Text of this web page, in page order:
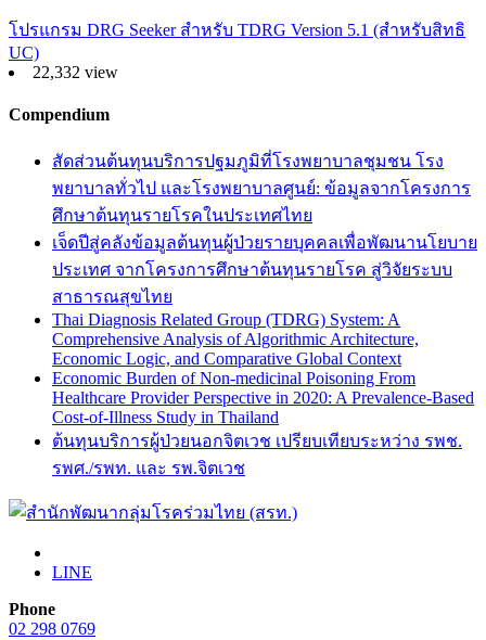
โปรแกรม DRG Seeker สำหรับ TDRG Version 5.1 (สำหรับสิทธิ
UC)
22,332 view
Compendium
สัดส่วนต้นทุนบริการปฐมภูมิที่โรงพยาบาลชุมชน โรง
พยาบาลทั่วไป และโรงพยาบาลศูนย์: ข้อมูลจากโครงการ
ศึกษาต้นทุนรายโรคในประเทศไทย
เจ็ดปีสู่คลังข้อมูลต้นทุนผู้ป่วยรายบุคคลเพื่อพัฒนานโยบาย
ประเทศ จากโครงการศึกษาต้นทุนรายโรค สู่วิจัยระบบ
สาธารณสุขไทย
Thai Diagnosis Related Group (TDRG) System: A
Comprehensive Analysis of Algorithmic Architecture,
Economic Logic, and Comparative Global Context
Economic Burden of Non-medicinal Poisoning From
Healthcare Provider Perspective in 2020: A Prevalence-Based
Cost-of-Illness Study in Thailand
ต้นทุนบริการผู้ป่วยนอกจิตเวช เปรียบเทียบระหว่าง รพช.
รพศ./รพท. และ รพ.จิตเวช
LINE
Phone
02 298 0769